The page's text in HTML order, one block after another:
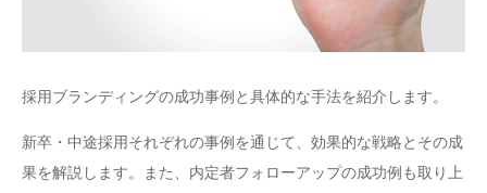
採用ブランディングの成功事例と具体的な手法を紹介します。
新卒・中途採用それぞれの事例を通じて、効果的な戦略とその成
果を解説します。また、内定者フォローアップの成功例も取り上